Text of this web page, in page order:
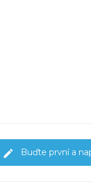
Buďte první a